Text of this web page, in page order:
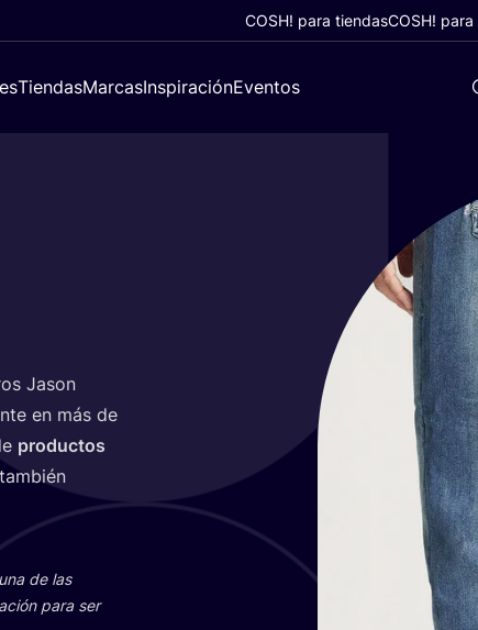
COSH! para tiendasCOSH!
TiendasMarcasInspiraciónEventos
Jason
en más de
pro­duc­tos
de las
para ser